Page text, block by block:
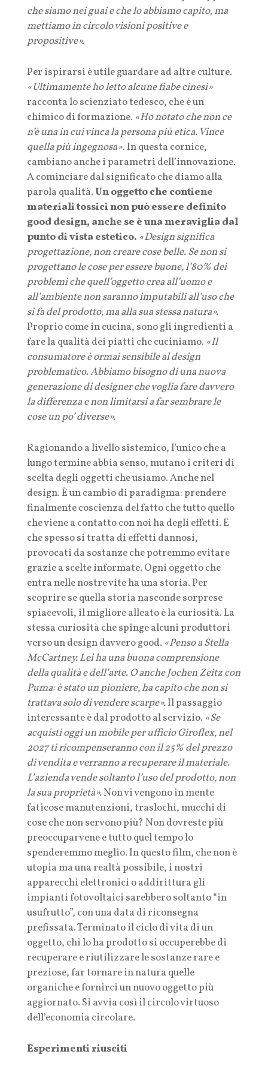
che siamo nei guai e che lo abbiamo capito, ma
mettiamo in circolo visioni positive e
propositive».
Per ispirarsi è utile guardare ad altre culture.
«Ultimamente ho letto alcune fiabe cinesi»
racconta lo scienziato tedesco, che è un
chimico di formazione. «Ho notato che non ce
n’è una in cui vinca la persona più etica. Vince
quella più ingegnosa». In questa cornice,
cambiano anche i parametri dell’innovazione.
A cominciare dal significato che diamo alla
parola qualità.Un oggetto che contiene
materiali tossici non può essere definito
good design, anche se è una meraviglia dal
punto di vista estetico. «Design significa
progettazione, non creare cose belle. Se non si
progettano le cose per essere buone, l’80% dei
problemi che quell’oggetto crea all’uomo e
all’ambiente non saranno imputabili all’uso che
si fa del prodotto, ma alla sua stessa natura».
Proprio come in cucina, sono gli ingredienti a
fare la qualità dei piatti che cuciniamo. «Il
consumatore è ormai sensibile al design
problematico. Abbiamo bisogno di una nuova
generazione di designer che voglia fare davvero
la differenza e non limitarsi a far sembrare le
cose un po’ diverse».
Ragionando a livello sistemico, l’unico che a
lungo termine abbia senso, mutano i criteri di
scelta degli oggetti che usiamo. Anche nel
design. È un cambio di paradigma: prendere
finalmente coscienza del fatto che tutto quello
che viene a contatto con noi ha degli effetti. E
che spesso si tratta di effetti dannosi,
provocati da sostanze che potremmo evitare
grazie a scelte informate. Ogni oggetto che
entra nelle nostre vite ha una storia. Per
scoprire se quella storia nasconde sorprese
spiacevoli, il migliore alleato è la curiosità. La
stessa curiosità che spinge alcuni produttori
verso un design davvero good. «Penso a Stella
McCartney. Lei ha una buona comprensione
della qualità e dell’arte. O anche Jochen Zeitz con
Puma: è stato un pioniere, ha capito che non si
trattava solo di vendere scarpe».Il passaggio
interessante è dal prodotto al servizio. «Se
acquisti oggi un mobile per ufficio Giroflex, nel
2027 ti ricompenseranno con il 25% del prezzo
di vendita e verranno a recuperare il materiale.
L’azienda vende soltanto l’uso del prodotto, non
la sua proprietà».Non vi vengono in mente
faticose manutenzioni, traslochi, mucchi di
cose che non servono più? Non dovreste più
preoccuparvene e tutto quel tempo lo
spenderemmo meglio. In questo film, che non è
utopia ma una realtà possibile, i nostri
apparecchi elettronici o addirittura gli
impianti fotovoltaici sarebbero soltanto “in
usufrutto”, con una data di riconsegna
prefissata. Terminato il ciclo di vita di un
oggetto, chi lo ha prodotto si occuperebbe di
recuperare e riutilizzare le sostanze rare e
preziose, far tornare in natura quelle
organiche e fornirci un nuovo oggetto più
aggiornato. Si avvia così il circolo virtuoso
dell’economia circolare.
Esperimenti riusciti